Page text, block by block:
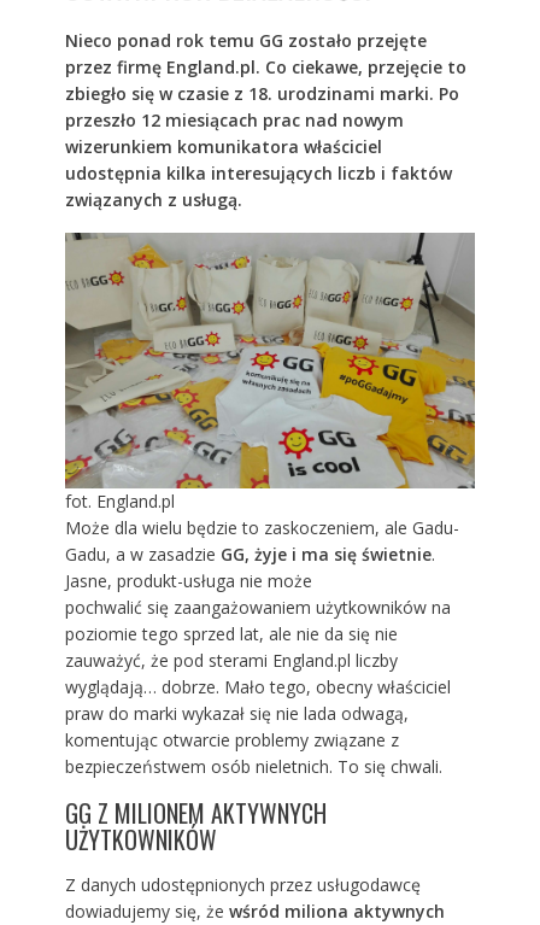
Nieco ponad rok temu GG zostało przejęte
przez firmę England.pl. Co ciekawe, przejęcie to
zbiegło się w czasie z 18. urodzinami marki. Po
przeszło 12 miesiącach prac nad nowym
wizerunkiem komunikatora właściciel
udostępnia kilka interesujących liczb i faktów
związanych z usługą.
fot. England.pl
Może dla wielu będzie to zaskoczeniem, ale Gadu-
Gadu, a w zasadzie GG, żyje i ma się świetnie.
Jasne, produkt-usługa nie może
pochwalić się zaangażowaniem użytkowników na
poziomie tego sprzed lat, ale nie da się nie
zauważyć, że pod sterami England.pl liczby
wyglądają… dobrze. Mało tego, obecny właściciel
praw do marki wykazał się nie lada odwagą,
komentując otwarcie problemy związane z
bezpieczeństwem osób nieletnich. To się chwali.
GG Z MILIONEM AKTYWNYCH
UŻYTKOWNIKÓW
Z danych udostępnionych przez usługodawcę
dowiadujemy się, że wśród miliona aktywnych